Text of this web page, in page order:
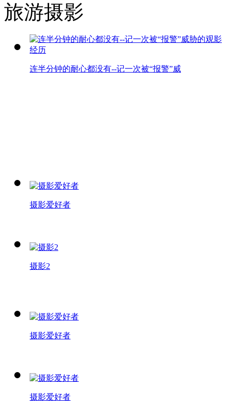
旅游摄影
连半分钟的耐心都没有--记一次被“报警”威
摄影爱好者
摄影2
摄影爱好者
摄影爱好者